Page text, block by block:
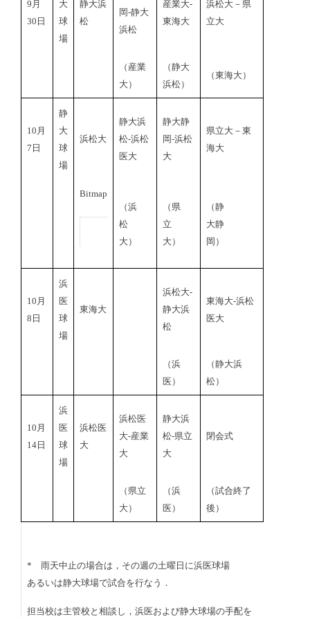
9月
30日
大
球
場
静大浜
松
岡-静大
浜松
産業大‐
東海大
浜松大－県
立大
（産業
大）
（静大
浜松）
（東海大）
10月
7日
静
大
球
場
浜松大
静大浜
松‐浜松
医大
静大静
岡‐浜松
大
県立大－東
海大
Bitmap
（浜
松
大）
（県
立
大）
（静
大静
岡）
10月
8日
浜
医
球
場
東海大
浜松大‐
静大浜
松
東海大‐浜松
医大
（浜
医）
（静大浜
松）
10月
14日
浜
医
球
場
浜松医
大
浜松医
大‐産業
大
静大浜
松‐県立
大
閉会式
（県立
大）
（浜
医）
（試合終了
後）
* 雨天中止の場合は，その週の土曜日に浜医球場
あるいは静大球場で試合を行なう．
担当校は主管校と相談し，浜医および静大球場の手配を